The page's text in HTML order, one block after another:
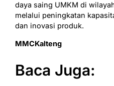
daya saing UMKM di
melalui peningkatan
dan inovasi produk.
MMCKalteng
Baca Juga: